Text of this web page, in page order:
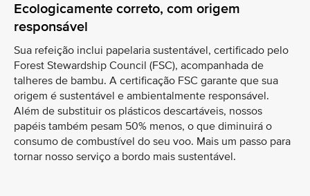
Ecologicamente correto, com origem
responsável
Sua refeição inclui papelaria sustentável, certificado pelo
Forest Stewardship Council (FSC), acompanhada de
talheres de bambu. A certificação FSC garante que sua
origem é sustentável e ambientalmente responsável.
Além de substituir os plásticos descartáveis, nossos
papéis também pesam 50% menos, o que diminuirá o
consumo de combustível do seu voo. Mais um passo para
tornar nosso serviço a bordo mais sustentável.